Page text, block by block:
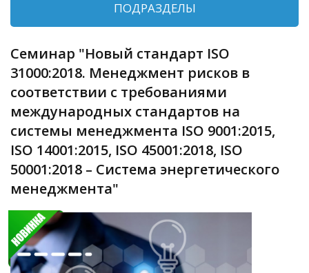
ПОДРАЗДЕЛЫ
Семинар "Новый стандарт ISO
31000:2018. Менеджмент рисков в
соответствии с требованиями
международных стандартов на
системы менеджмента ISO 9001:2015,
ISO 14001:2015, ISO 45001:2018, ISO
50001:2018 – Система энергетического
менеджмента"